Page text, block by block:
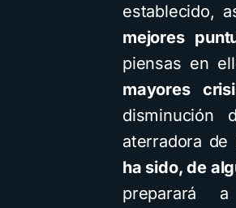
establecido,
mejores
piensas en
mayores
disminución
aterradora de
ha sido, de
preparará